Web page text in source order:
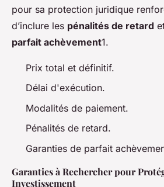
pour sa protection juridique
d’inclure les pénalités de retard
parfait achèvement1.
Prix total et définitif.
Délai d'exécution.
Modalités de paiement.
Pénalités de retard.
Garanties de parfait
Garanties à Rechercher pour
Investissement